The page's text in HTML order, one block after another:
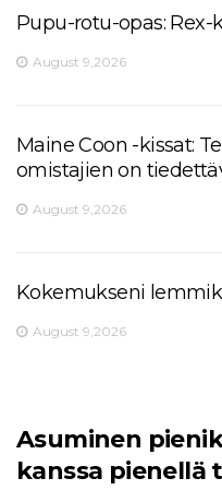
Pupu-rotu-opas: Rex-
August 9,2026
Maine Coon -kissat:
omistajien on
August 9,2026
Kokemukseni
August 9,2026
Asuminen
kanssa pienellä